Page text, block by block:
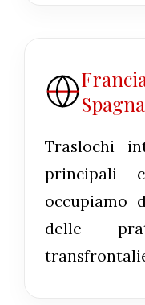
Spagna
Traslochi
principali
occupiamo
delle